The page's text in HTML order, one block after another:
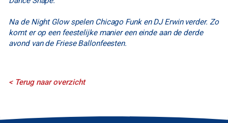
Na de Night Glow spelen Chicago Funk en DJ Erwin verder. Zo
komt er op een feestelijke manier een einde aan de derde
avond van de Friese Ballonfeesten.
< Terug naar overzicht